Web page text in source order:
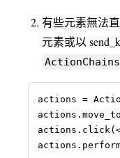
有些元素無法
元素或以
ActionChains
actions =